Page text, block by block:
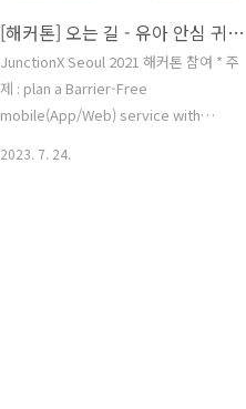
[해커톤] 오는 길 - 유아 안심 귀가 서비스
JunctionX Seoul 2021 해커톤 참여 * 주
제 : plan a Barrier-Free
mobile(App/Web) service with
2023. 7. 24.